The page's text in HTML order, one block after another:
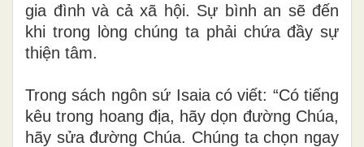
gia đình và cả xã hội. Sự bình an sẽ đến
khi trong lòng chúng ta phải chứa đầy sự
thiện tâm.
Trong sách ngôn sứ Isaia có viết: “Có tiếng
kêu trong hoang địa, hãy dọn đường Chúa,
hãy sửa đường Chúa. Chúng ta chọn ngay